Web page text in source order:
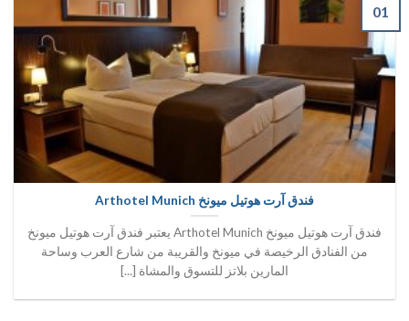
فندق آرت هوتيل ميونخ Arthotel Munich
فندق آرت هوتيل ميونخ Arthotel Munich يعتبر فندق آرت هوتيل ميونخ
من الفنادق الرخيصة في ميونخ والقريبة من شارع العرب وساحة
المارين بلاتز للتسوق والمشاة [...]
01